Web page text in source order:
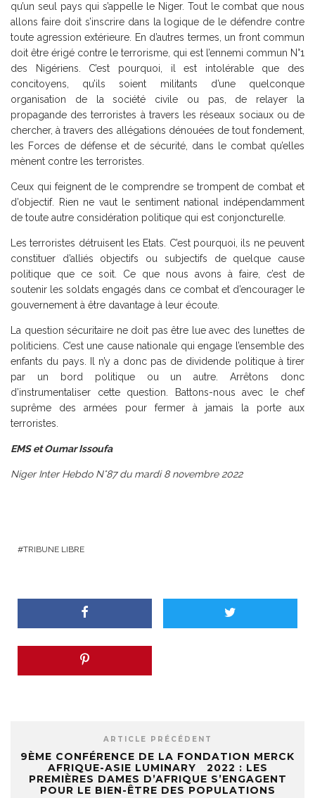
qu’un seul pays qui s’appelle le Niger. Tout le combat que nous
allons faire doit s’inscrire dans la logique de le défendre contre
toute agression extérieure. En d’autres termes, un front commun
doit être érigé contre le terrorisme, qui est l’ennemi commun N°1
des Nigériens. C’est pourquoi, il est intolérable que des
concitoyens, qu’ils soient militants d’une quelconque
organisation de la société civile ou pas, de relayer la
propagande des terroristes à travers les réseaux sociaux ou de
chercher, à travers des allégations dénouées de tout fondement,
les Forces de défense et de sécurité, dans le combat qu’elles
mènent contre les terroristes.
Ceux qui feignent de le comprendre se trompent de combat et
d’objectif. Rien ne vaut le sentiment national indépendamment
de toute autre considération politique qui est conjoncturelle.
Les terroristes détruisent les Etats. C’est pourquoi, ils ne peuvent
constituer d’alliés objectifs ou subjectifs de quelque cause
politique que ce soit. Ce que nous avons à faire, c’est de
soutenir les soldats engagés dans ce combat et d’encourager le
gouvernement à être davantage à leur écoute.
La question sécuritaire ne doit pas être lue avec des lunettes de
politiciens. C’est une cause nationale qui engage l’ensemble des
enfants du pays. Il n’y a donc pas de dividende politique à tirer
par un bord politique ou un autre. Arrêtons donc
d’instrumentaliser cette question. Battons-nous avec le chef
suprême des armées pour fermer à jamais la porte aux
terroristes.
EMS et Oumar Issoufa
Niger Inter Hebdo N°87 du mardi 8 novembre 2022
TRIBUNE LIBRE
ARTICLE PRÉCÉDENT
9ÈME CONFÉRENCE DE LA FONDATION MERCK
AFRIQUE-ASIE LUMINARY 2022 : LES
PREMIÈRES DAMES D’AFRIQUE S’ENGAGENT
POUR LE BIEN-ÊTRE DES POPULATIONS